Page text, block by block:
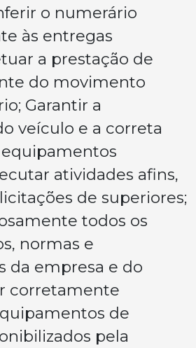
o numerário
às entregas
a prestação de
do movimento
Garantir a
veículo e a correta
atividades afins,
de superiores;
todos os
normas e
da empresa e do
corretamente
de
pela